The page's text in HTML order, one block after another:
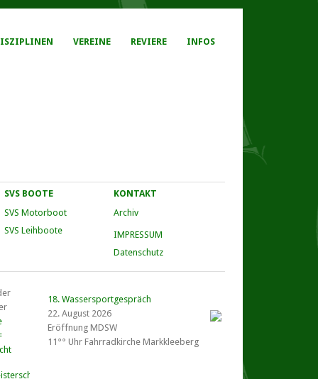
VEREINE REVIERE INFOS
SVS BOOTE
SVS Motorboot
SVS Leihboote
KONTAKT
Archiv
IMPRESSUM
Datenschutz
18. Wassersportgespräch
22. August 2026
Eröffnung MDSW
11°° Uhr Fahrrad­kirche Markkleeberg